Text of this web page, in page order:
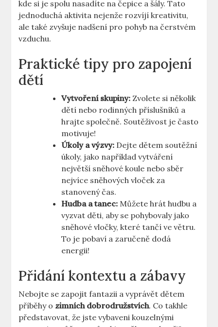
‍kde si je spolu nasadíte na čepice a šály. Tato
jednoduchá aktivita nejenže rozvíjí ⁤kreativitu,
ale také​ zvyšuje nadšení pro pohyb na čerstvém
vzduchu.
Praktické tipy pro zapojení
dětí
Vytvoření skupiny: Zvolete‌ si několik
dětí nebo rodinných příslušníků a
hrajte společně. Soutěživost je‍ často
motivuje!
Úkoly a výzvy: ‍Dejte dětem⁤ soutěžní
úkoly, jako například ⁢vytváření
největší⁣ sněhové koule nebo ​sběr
⁢nejvíce ⁢sněhových ​vloček za
stanovený čas.
Hudba a ‌tanec: Můžete hrát‌ hudbu‍ a
vyzvat ⁣děti, aby⁢ se pohybovaly jako
sněhové ‍vločky, ‌které tančí ve větru.‌
To je pobaví a ⁢zaručeně dodá
energii!
Přidání‌ kontextu a⁢ zábavy
Nebojte se zapojit fantazii a vyprávět dětem
‌příběhy o‌ zimních dobrodružstvích. Co takhle
představovat, ‌že jste vybaveni kouzelnými